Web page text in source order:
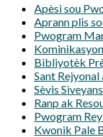
Apèsi sou
Aprann plis
Pwogram
Bibliyotèk
Sant Rejyonal
Sèvis
Ranp ak
Pwogram
Kwonik Pale